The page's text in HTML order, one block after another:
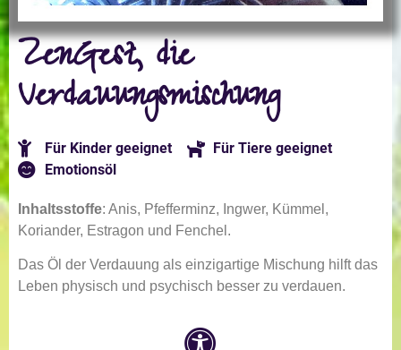
ZenGest, die
Verdauungsmischung
Für Kinder geeignet
Für Tiere geeignet
Emotionsöl
Inhaltsstoffe: Anis, Pfefferminz, Ingwer, Kümmel,
Koriander, Estragon und Fenchel.
Das Öl der Verdauung als einzigartige Mischung hilft das
Leben physisch und psychisch besser zu verdauen.